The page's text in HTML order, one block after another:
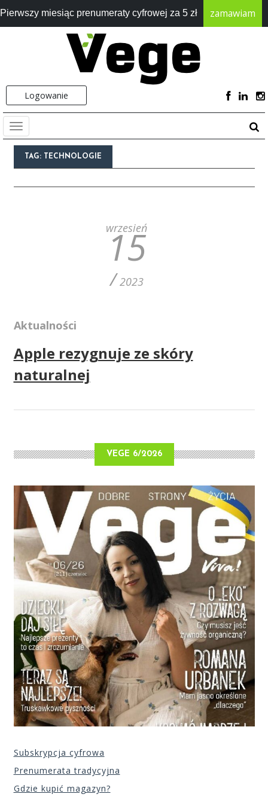
Pierwszy miesiąc prenumeraty cyfrowej za 5 zł zamawiam
Logowanie
TAG: TECHNOLOGIE
wrzesień
15
/ 2023
Aktualności
Apple rezygnuje ze skóry
naturalnej
VEGE 6/2026
Subskrypcja cyfrowa
Prenumerata tradycyjna
Gdzie kupić magazyn?